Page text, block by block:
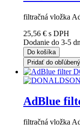
filtračná vložka
25,56 € s DPH
Dodanie do 3-5
Do košíka
Pridať do
AdBlue
filtračná vložka